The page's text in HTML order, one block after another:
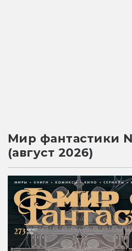
Мир фантастики
(август 2026)